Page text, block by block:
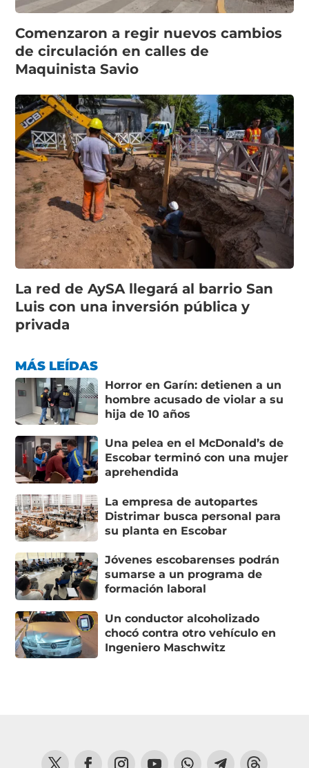
Comenzaron a regir nuevos cambios
de circulación en calles de
Maquinista Savio
La red de AySA llegará al barrio San
Luis con una inversión pública y
privada
MÁS LEÍDAS
Horror en Garín: detienen a un
hombre acusado de violar a su
hija de 10 años
Una pelea en el McDonald’s de
Escobar terminó con una mujer
aprehendida
La empresa de autopartes
Distrimar busca personal para
su planta en Escobar
Jóvenes escobarenses podrán
sumarse a un programa de
formación laboral
Un conductor alcoholizado
chocó contra otro vehículo en
Ingeniero Maschwitz